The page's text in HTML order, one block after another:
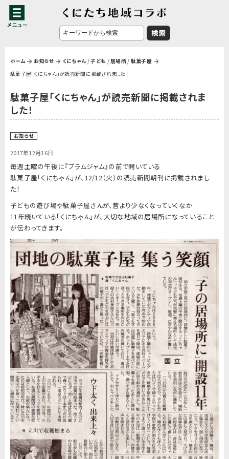
ホーム お知らせ くにちゃん/子ども /居場所 / 駄菓子屋
駄菓子屋「くにちゃん」が読売新聞に掲載されました！
駄菓子屋「くにちゃん」が読売新聞に掲載されま
した！
お知らせ
2017年12月16日
毎週土曜の午後に『プラムジャム』の前で開いている
駄菓子屋「くにちゃん」が、12/12（火）の読売新聞朝刊に掲載されまし
た！
子どもの遊び場や駄菓子屋さんが、昔より少なくなっていくなか
11年続いている「くにちゃん」が、大切な地域の居場所になっていること
が伝わってきます。